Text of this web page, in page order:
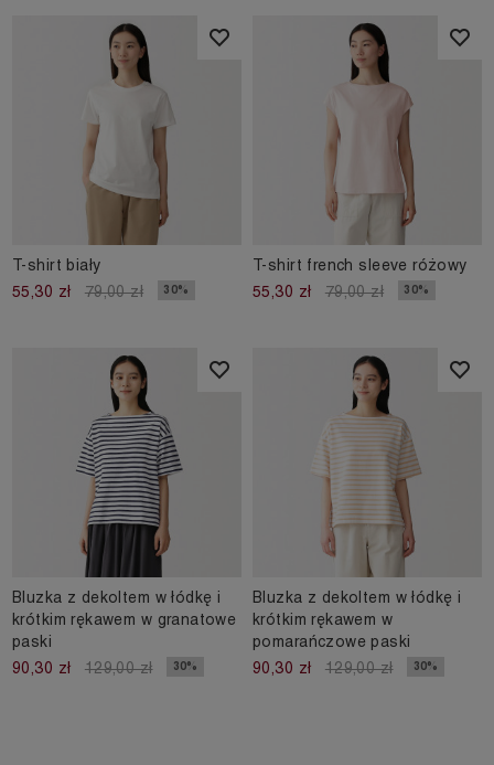
T-shirt biały
55,30 zł
79,00 zł 30%
T-shirt french sleeve różowy
55,30 zł
79,00 zł 30%
Bluzka z dekoltem w łódkę i
krótkim rękawem w granatowe
paski
90,30 zł
129,00 zł 30%
Bluzka z dekoltem w łódkę i
krótkim rękawem w
pomarańczowe paski
90,30 zł
129,00 zł 30%